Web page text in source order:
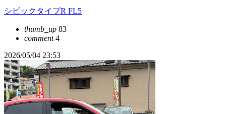
シビックタイプR FL5
thumb_up 83
comment4
2026/05/04 23:53